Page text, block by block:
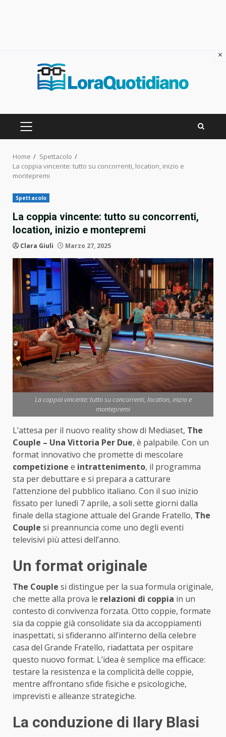
PRIMARY
Home
Spettacolo
La coppia vincente: tutto su concorrenti, location, inizio e
montepremi
Spettacolo
La coppia vincente: tutto su concorrenti,
location, inizio e montepremi
Clara Giuli Marzo 27, 2025
La coppia vincente: tutto su concorrenti, location, inizio e
montepremi
L’attesa per il nuovo reality show di Mediaset, The
Couple – Una Vittoria Per Due, è palpabile. Con un
format innovativo che promette di mescolare
competizione e intrattenimento, il programma
sta per debuttare e si prepara a catturare
l’attenzione del pubblico italiano. Con il suo inizio
fissato per lunedì 7 aprile, a soli sette giorni dalla
finale della stagione attuale del Grande Fratello, The
Couple si preannuncia come uno degli eventi
televisivi più attesi dell’anno.
Un format originale
The Couple si distingue per la sua formula originale,
che mette alla prova le relazioni di coppia in un
contesto di convivenza forzata. Otto coppie, formate
sia da coppie già consolidate sia da accoppiamenti
inaspettati, si sfideranno all’interno della celebre
casa del Grande Fratello, riadattata per ospitare
questo nuovo format. L’idea è semplice ma efficace:
testare la resistenza e la complicità delle coppie,
mentre affrontano sfide fisiche e psicologiche,
imprevisti e alleanze strategiche.
La conduzione di Ilary Blasi
×